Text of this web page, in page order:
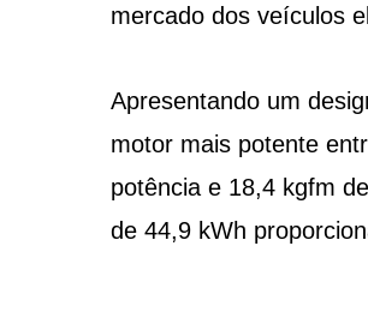
mercado dos veículos
Apresentando um
motor mais potente
potência e 18,4 kgfm
de 44,9 kWh